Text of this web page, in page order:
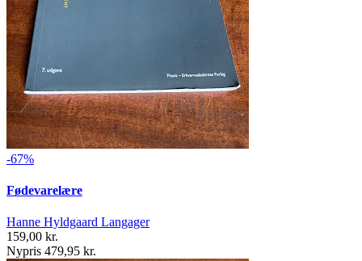
-67%
Fødevarelære
Hanne Hyldgaard Langager
159,00 kr.
Nypris 479,95 kr.